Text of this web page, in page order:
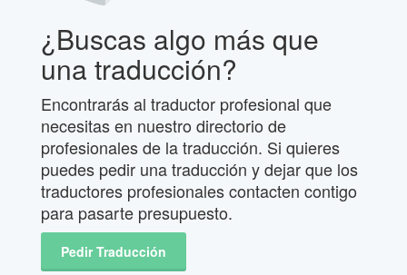
¿Buscas algo más que
una traducción?
Encontrarás al traductor profesional que
necesitas en nuestro directorio de
profesionales de la traducción. Si quieres
puedes pedir una traducción y dejar que los
traductores profesionales contacten contigo
para pasarte presupuesto.
Pedir Traducción